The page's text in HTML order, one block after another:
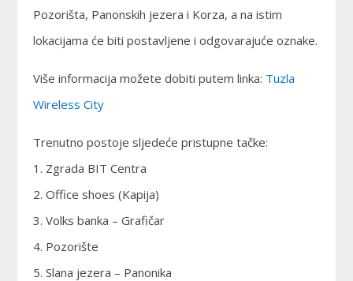
Pozorišta, Panonskih jezera i Korza, a na istim
lokacijama će biti postavljene i odgovarajuće oznake.
Više informacija možete dobiti putem linka: Tuzla
Wireless City
Trenutno postoje sljedeće pristupne tačke:
1. Zgrada BIT Centra
2. Office shoes (Kapija)
3. Volks banka – Grafičar
4. Pozorište
5. Slana jezera – Panonika